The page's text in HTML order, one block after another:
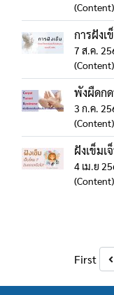
(Content)
การฝังเ
7 ส.ค.
(Content)
พังผืดก
3 ก.ค.
(Content)
ฝังเข็มเ
4 เม.ย
(Content)
First